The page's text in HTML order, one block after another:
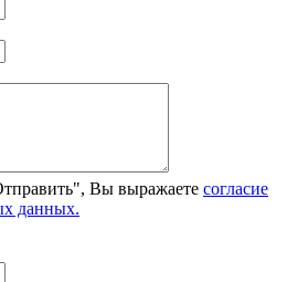
Вы выражаете согласие
данных.